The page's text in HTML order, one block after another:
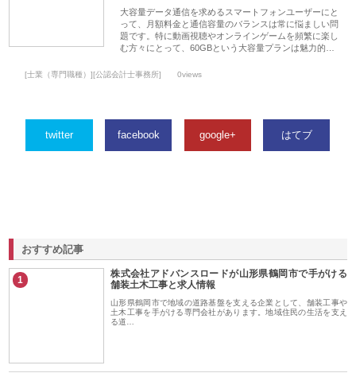
大容量データ通信を求めるスマートフォンユーザーにと
って、月額料金と通信容量のバランスは常に悩ましい問
題です。特に動画視聴やオンラインゲームを頻繁に楽し
む方々にとって、60GBという大容量プランは魅力的…
[士業（専門職種）][公認会計士事務所] 0views
twitter facebook google+ はてブ
おすすめ記事
1
株式会社アドバンスロードが山形県鶴岡市で手がける
舗装土木工事と求人情報
山形県鶴岡市で地域の道路基盤を支える企業として、舗装工事や
土木工事を手がける専門会社があります。地域住民の生活を支え
る道…